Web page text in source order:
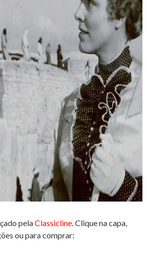
pelaClassicline.Clique na capa,
ou para comprar: